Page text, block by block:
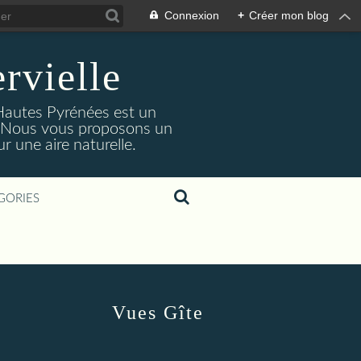
Connexion + Créer mon blog
Pyrénées est un
vous proposons un
une aire naturelle.
Vues Gîte